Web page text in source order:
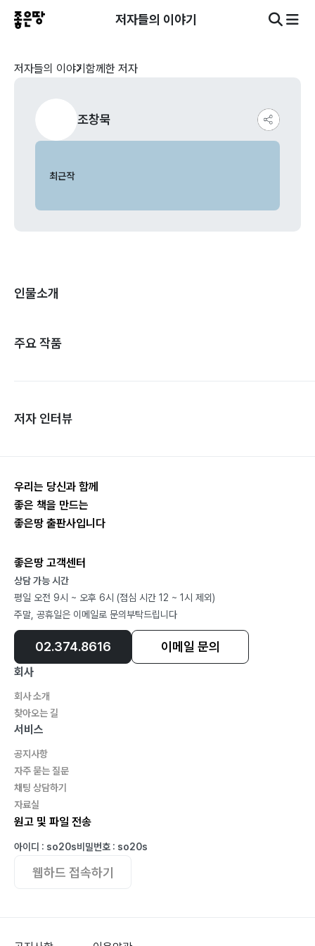
저자들의 이야기
저자들의 이야기 함께한 저자
조창묵
최근작
인물소개
주요 작품
저자 인터뷰
우리는 당신과 함께
좋은 책을 만드는
좋은땅 출판사입니다
좋은땅 고객센터
상담 가능 시간
평일 오전 9시 ~ 오후 6시 (점심 시간 12 ~ 1시 제외)
주말, 공휴일은 이메일로 문의부탁드립니다
02.374.8616 이메일 문의
회사
회사 소개
찾아오는 길
서비스
공지사항
자주 묻는 질문
채팅 상담하기
자료실
원고 및 파일 전송
아이디 : so20s비밀번호 : so20s
웹하드 접속하기